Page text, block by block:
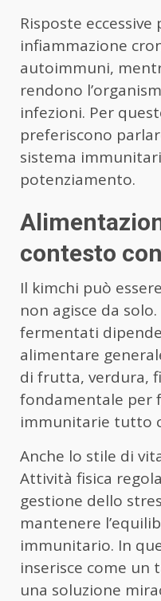
Risposte
infiammazione
autoimmuni,
rendono
infezioni. Per
preferiscono
sistema
potenziamento.
contesto
Il kimchi può
non agisce da solo.
fermentati
alimentare
di frutta, verdura,
fondamentale per
immunitarie tutto
Anche lo stile di
Attività fisica
gestione dello
mantenere
immunitario. In
inserisce come un
una soluzione